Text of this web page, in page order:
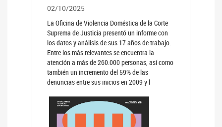
02/10/2025
La Oficina de Violencia Doméstica de la Corte
Suprema de Justicia presentó un informe con
los datos y análisis de sus 17 años de trabajo.
Entre los más relevantes se encuentra la
atención a más de 260.000 personas, así como
también un incremento del 59% de las
denuncias entre sus inicios en 2009 y l